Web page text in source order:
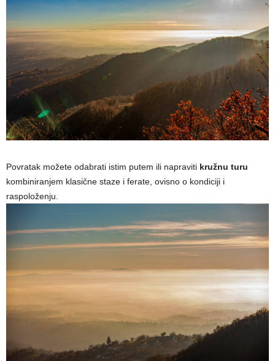
Povratak možete odabrati istim putem ili napraviti kružnu turu
kombiniranjem klasične staze i ferate, ovisno o kondiciji i
raspoloženju.